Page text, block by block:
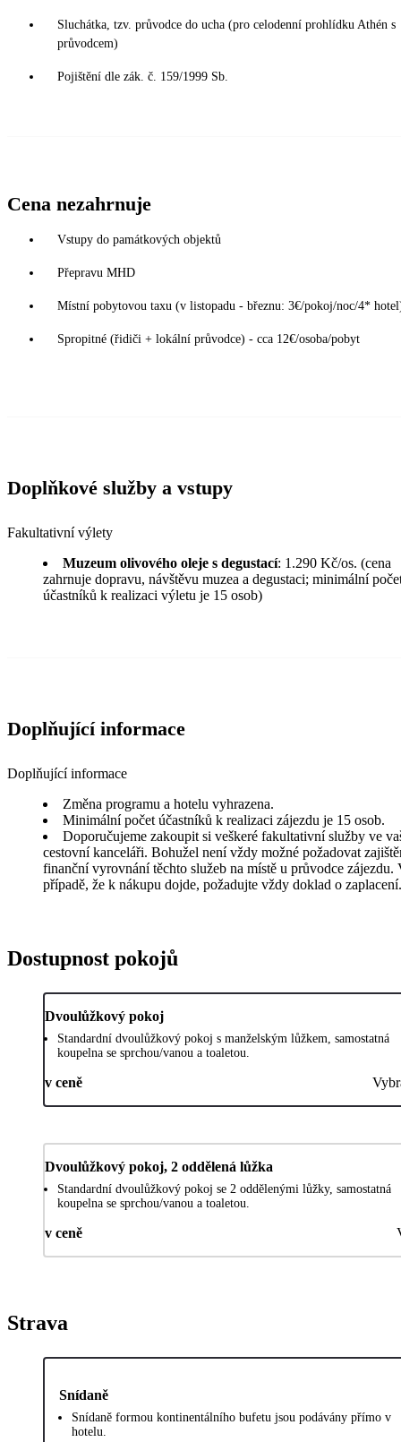
Sluchátka, tzv. průvodce do ucha (pro celodenní prohlídku Athén s
průvodcem)
Pojištění dle zák. č. 159/1999 Sb.
Cena nezahrnuje
Vstupy do památkových objektů
Přepravu MHD
Místní pobytovou taxu (v listopadu - březnu: 3€/pokoj/noc/4*
Spropitné (řidiči + lokální průvodce) - cca 12€/osoba/pobyt
Doplňkové služby a vstupy
Fakultativní výlety
Muzeum olivového oleje s degustací: 1.290 Kč/os. (cena
zahrnuje dopravu, návštěvu muzea a degustaci; minimální
účastníků k realizaci výletu je 15 osob)
Doplňující informace
Doplňující informace
Změna programu a hotelu vyhrazena.
Minimální počet účastníků k realizaci zájezdu je 15 osob.
Doporučujeme zakoupit si veškeré fakultativní služby ve
cestovní kanceláři. Bohužel není vždy možné požadovat
finanční vyrovnání těchto služeb na místě u průvodce zájezdu.
případě, že k nákupu dojde, požadujte vždy doklad o zaplacení.
Dostupnost pokojů
Dvoulůžkový pokoj
Standardní dvoulůžkový pokoj s manželským lůžkem, samostatná
koupelna se sprchou/vanou a toaletou.
v ceně
Dvoulůžkový pokoj, 2 oddělená lůžka
Standardní dvoulůžkový pokoj se 2 oddělenými lůžky, samostatná
koupelna se sprchou/vanou a toaletou.
v ceně
Strava
Snídaně
Snídaně formou kontinentálního bufetu jsou podávány přímo v
hotelu.